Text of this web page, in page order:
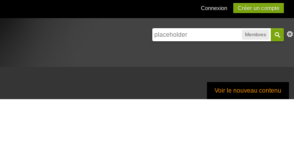
Connexion Créer un compte
Membres
Voir le nouveau contenu